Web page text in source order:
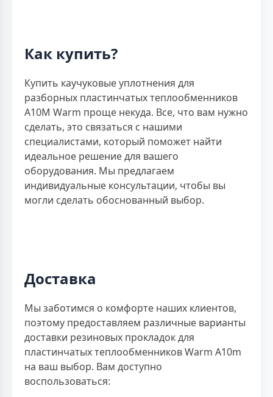
Как купить?
Купить каучуковые уплотнения для
разборных пластинчатых теплообменников
A10M Warm проще некуда. Все, что вам нужно
сделать, это связаться с нашими
специалистами, который поможет найти
идеальное решение для вашего
оборудования. Мы предлагаем
индивидуальные консультации, чтобы вы
могли сделать обоснованный выбор.
Доставка
Мы заботимся о комфорте наших клиентов,
поэтому предоставляем различные варианты
доставки резиновых прокладок для
пластинчатых теплообменников Warm A10m
на ваш выбор. Вам доступно
воспользоваться: